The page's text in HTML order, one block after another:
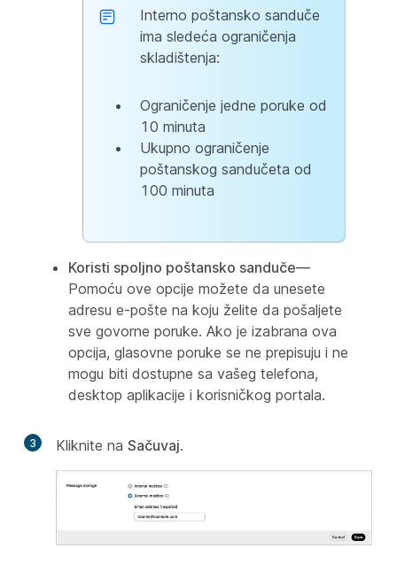
Interno poštansko sanduče
ima sledeća ograničenja
skladištenja:
Ograničenje jedne poruke od
10 minuta
Ukupno ograničenje
poštanskog sandučeta od
100 minuta
Koristi spoljno poštansko sanduče—
Pomoću ove opcije možete da unesete
adresu e-pošte na koju želite da pošaljete
sve govorne poruke. Ako je izabrana ova
opcija, glasovne poruke se ne prepisuju i ne
mogu biti dostupne sa vašeg telefona,
desktop aplikacije i korisničkog portala.
3 Kliknite na Sačuvaj.